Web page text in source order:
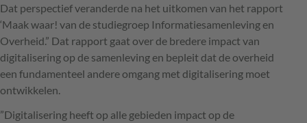
Dat perspectief veranderde na het uitkomen van het rapport
‘Maak waar! van de studiegroep Informatiesamenleving en
Overheid.” Dat rapport gaat over de bredere impact van
digitalisering op de samenleving en bepleit dat de overheid
een fundamenteel andere omgang met digitalisering moet
ontwikkelen.
”Digitalisering heeft op alle gebieden impact op de